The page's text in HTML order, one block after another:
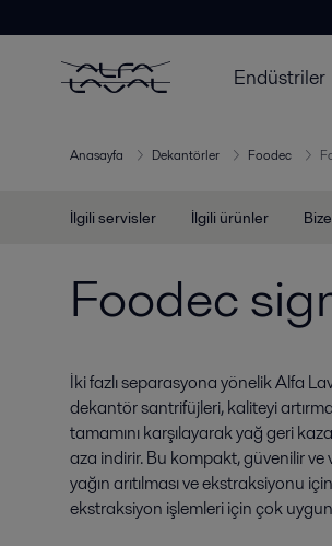
Endüstriler
Anasayfa Dekantörler Foodec
İlgili servisler İlgili ürünler
Foodec
İki fazlı separasyona yönelik Alfa
dekantör santrifüjleri, kaliteyi
tamamını karşılayarak yağ geri
aza indirir. Bu kompakt, güvenilir
yağın arıtılması ve ekstraksiyonu
ekstraksiyon işlemleri için çok